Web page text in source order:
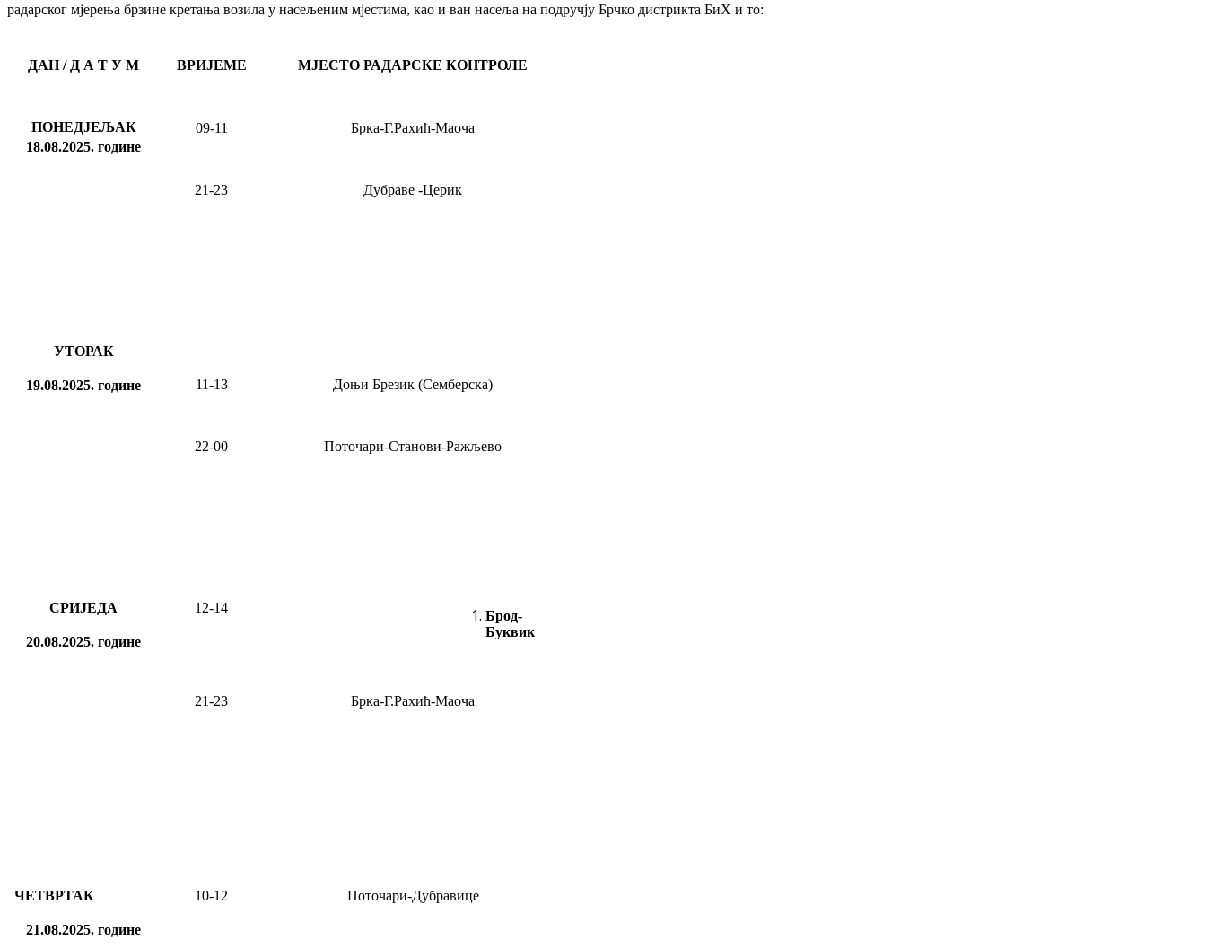
радарског мјерења брзине кретања возила у насељеним мјестима, као и ван насеља на подручју Брчко дистрикта БиХ и то:
ДАН / Д А Т У М ВРИЈЕМЕ МЈЕСТО РАДАРСКЕ КОНТРОЛЕ
ПОНЕДЈЕЉАК
18.08.2025. године
09-11 Брка-Г.Рахић-Маоча
21-23 Дубраве -Церик
УТОРАК
19.08.2025. године 11-13 Доњи Брезик (Семберска)
22-00 Поточари-Станови-Ражљево
СРИЈЕДА
20.08.2025. године
12-14
Брод-
Буквик
21-23 Брка-Г.Рахић-Маоча
ЧЕТВРТАК
21.08.2025. године
10-12 Поточари-Дубравице